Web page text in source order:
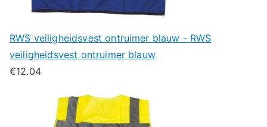
RWS veiligheidsvest ontruimer blauw - RWS
veiligheidsvest ontruimer blauw
€12.04